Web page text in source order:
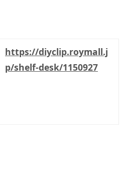
https://diyclip.roymall.j
p/shelf-desk/1150927